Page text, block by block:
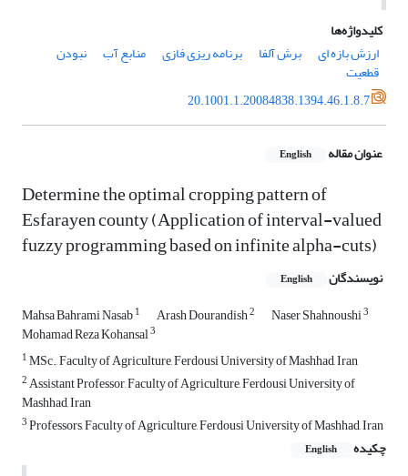
کلیدواژه‌ها
ارزش بازه ای
برش آلفا برنامه ریزی فازی منابع آب نبودن
قطعیت
20.1001.1.20084838.1394.46.1.8.7
عنوان مقاله English
Determine the optimal cropping pattern of
Esfarayen county (Application of interval-valued
fuzzy programming based on infinite alpha-cuts)
نویسندگان English
Mahsa Bahrami Nasab1 Arash Dourandish2 Naser Shahnoushi3
Mohamad Reza Kohansal3
1MSc., Faculty of Agriculture, Ferdousi University of Mashhad, Iran
2Assistant Professor, Faculty of Agriculture, Ferdousi University of
Mashhad, Iran
3Professors, Faculty of Agriculture, Ferdousi University of Mashhad, Iran
چکیده
English